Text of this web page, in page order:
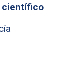
científico